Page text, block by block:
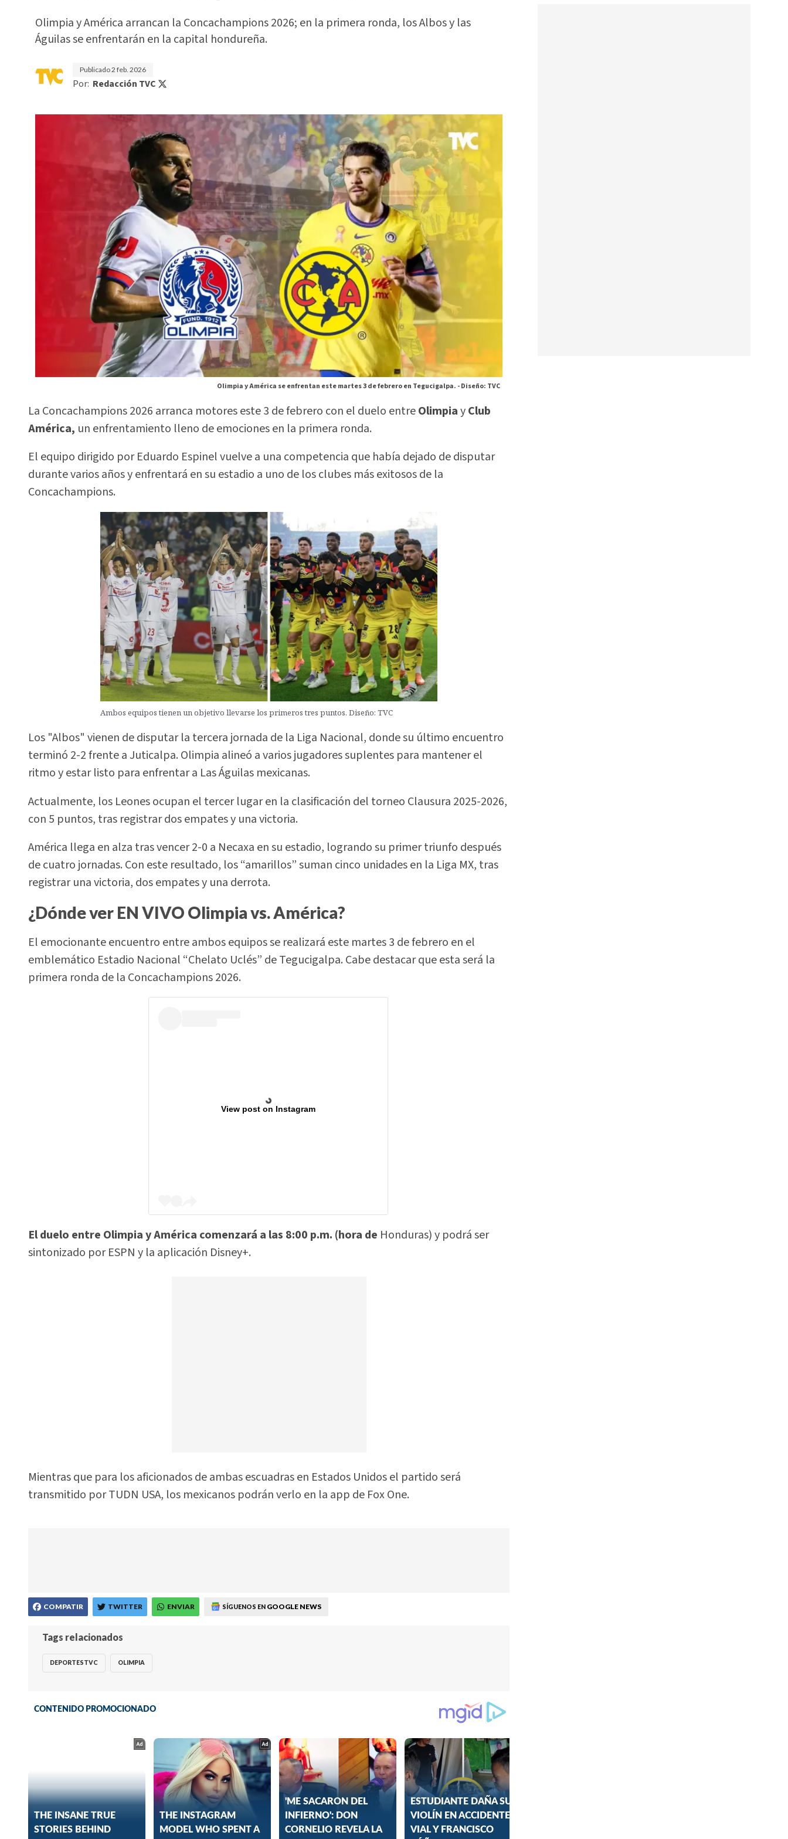
Olimpia y América arrancan la Concachampions 2026; en la primera ronda, los Albos y las
Águilas se enfrentarán en la capital hondureña.
Publicado2 feb. 2026
Por: Redacción TVC
Olimpia y América se enfrentan este martes 3 de febrero en Tegucigalpa. -Diseño: TVC
La Concachampions 2026 arranca motores este 3 de febrero con el duelo entreOlimpiayClub
América, un enfrentamiento lleno de emociones en la primera ronda.
El equipo dirigido por Eduardo Espinel vuelve a una competencia que había dejado de disputar
durante varios años y enfrentará en su estadio a uno de los clubes más exitosos de la
Concachampions.
Ambos equipos tienen un objetivo llevarse los primeros tres puntos. Diseño: TVC
Los "Albos" vienen de disputar la tercera jornada de la Liga Nacional, donde su último encuentro
terminó 2-2 frente a Juticalpa. Olimpia alineó a varios jugadores suplentes para mantener el
ritmo y estar listo para enfrentar a Las Águilas mexicanas.
Actualmente, los Leones ocupan el tercer lugar en la clasificación del torneo Clausura 2025-2026,
con 5 puntos, tras registrar dos empates y una victoria.
América llega en alza tras vencer 2-0 a Necaxa en su estadio, logrando su primer triunfo después
de cuatro jornadas. Con este resultado, los “amarillos” suman cinco unidades en la Liga MX, tras
registrar una victoria, dos empates y una derrota.
¿Dónde ver EN VIVO Olimpia vs. América?
El emocionante encuentro entre ambos equipos se realizará este martes 3 de febrero en el
emblemático Estadio Nacional “Chelato Uclés” de Tegucigalpa. Cabe destacar que esta será la
primera ronda de la Concachampions 2026.
View post on Instagram
El duelo entre Olimpia y América comenzará a las 8:00 p.m. (hora de Honduras) y podrá ser
sintonizado por ESPN y la aplicación Disney+.
Mientras que para los aficionados de ambas escuadras en Estados Unidos el partido será
transmitido por TUDN USA, los mexicanos podrán verlo en la app de Fox One.
COMPATIR TWITTER ENVIAR SÍGUENOS EN GOOGLE NEWS
Tags relacionados
DEPORTESTVC OLIMPIA